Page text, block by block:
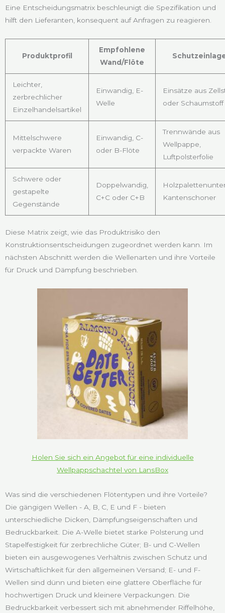
Eine Entscheidungsmatrix beschleunigt die Spezifikation und
hilft den Lieferanten, konsequent auf Anfragen zu reagieren.
Produktprofil
Empfohlene
Wand/Flöte
Leichter,
zerbrechlicher
Einzelhandelsartikel
Einwandig, E-
Welle
Einsätze aus
oder Schaumstoff
Mittelschwere
verpackte Waren
Einwandig, C-
oder B-Flöte
Trennwände aus
Wellpappe,
Luftpolsterfolie
Schwere oder
gestapelte
Gegenstände
Doppelwandig,
C+C oder C+B
Kantenschoner
Diese Matrix zeigt, wie das Produktrisiko den
Konstruktionsentscheidungen zugeordnet werden kann. Im
nächsten Abschnitt werden die Wellenarten und ihre Vorteile
für Druck und Dämpfung beschrieben.
Holen Sie sich ein Angebot für eine individuelle
Wellpappschachtel von LansBox
Was sind die verschiedenen Flötentypen und ihre Vorteile?
Die gängigen Wellen - A, B, C, E und F - bieten
unterschiedliche Dicken, Dämpfungseigenschaften und
Bedruckbarkeit. Die A-Welle bietet starke Polsterung und
Stapelfestigkeit für zerbrechliche Güter; B- und C-Wellen
bieten ein ausgewogenes Verhältnis zwischen Schutz und
Wirtschaftlichkeit für den allgemeinen Versand; E- und F-
Wellen sind dünn und bieten eine glattere Oberfläche für
hochwertigen Druck und kleinere Verpackungen. Die
Bedruckbarkeit verbessert sich mit abnehmender Riffelhöhe,